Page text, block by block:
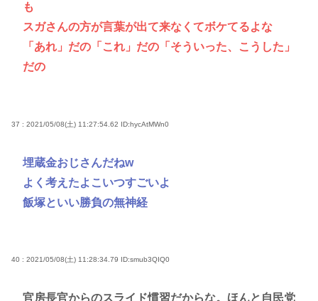
も
スガさんの方が言葉が出て来なくてボケてるよな
「あれ」だの「これ」だの「そういった、こうした」
だの
37 : 2021/05/08(土) 11:27:54.62 ID:hycAtMWn0
埋蔵金おじさんだねw
よく考えたよこいつすごいよ
飯塚といい勝負の無神経
40 : 2021/05/08(土) 11:28:34.79 ID:smub3QIQ0
官房長官からのスライド慣習だからな。ほんと自民党